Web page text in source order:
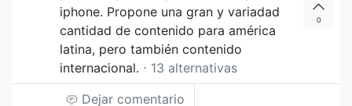
iphone. Propone una gran y variadad
cantidad de contenido para américa
latina, pero también contenido
internacional. ⋅ 13 alternativas
0
Dejar comentario